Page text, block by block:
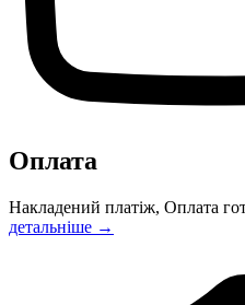
Оплата
Накладений платіж, Оплата
детальніше →